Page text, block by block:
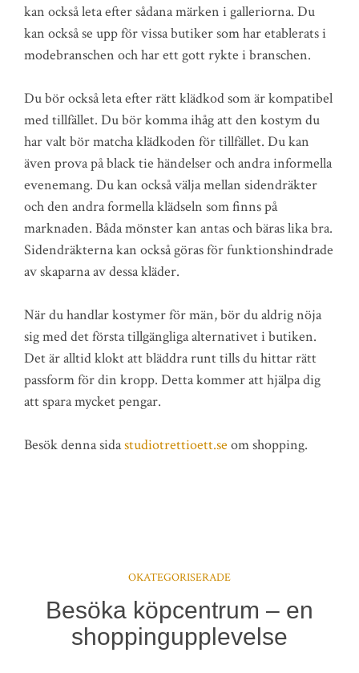
kan också leta efter sådana märken i galleriorna. Du
kan också se upp för vissa butiker som har etablerats i
modebranschen och har ett gott rykte i branschen.
Du bör också leta efter rätt klädkod som är kompatibel
med tillfället. Du bör komma ihåg att den kostym du
har valt bör matcha klädkoden för tillfället. Du kan
även prova på black tie händelser och andra informella
evenemang. Du kan också välja mellan sidendräkter
och den andra formella klädseln som finns på
marknaden. Båda mönster kan antas och bäras lika bra.
Sidendräkterna kan också göras för funktionshindrade
av skaparna av dessa kläder.
När du handlar kostymer för män, bör du aldrig nöja
sig med det första tillgängliga alternativet i butiken.
Det är alltid klokt att bläddra runt tills du hittar rätt
passform för din kropp. Detta kommer att hjälpa dig
att spara mycket pengar.
Besök denna sidastudiotrettioett.se om shopping.
OKATEGORISERADE
Besöka köpcentrum – en
shoppingupplevelse